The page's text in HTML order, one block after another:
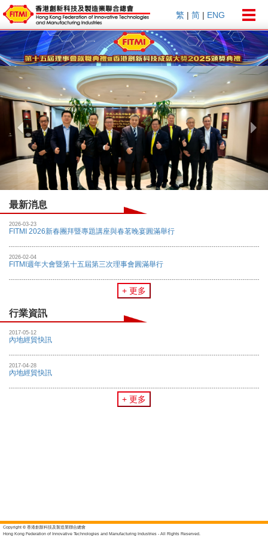
繁 | 简 | ENG
Previous
最新消息
2026-03-23
FITMI 2026新春團拜暨專題講座與春茗晚宴圓滿舉行
2026-02-04
FITMI週年大會暨第十五屆第三次理事會圓滿舉行
+ 更多
行業資訊
2017-05-12
內地經貿快訊
2017-04-28
內地經貿快訊
+ 更多
Copyright © 香港創新科技及製造業聯合總會
Hong Kong Federation of Innovative Technologies and Manufacturing Industries - All Rights Reserved.